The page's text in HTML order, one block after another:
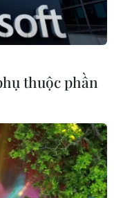
suy dinh dưỡng
thuộc phần